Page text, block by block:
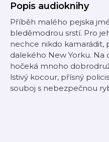
Popis audioknihy
Příběh malého pejska
bleděmodrou srstí. Pro
nechce nikdo kamarádit,
dalekého New Yorku. Na
hočeká mnoho
lstivý kocour, přísný
souboj s nebezpečnou